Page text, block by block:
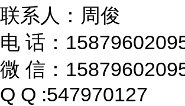
联系人：周俊
电 话：
微 信：
Q Q :547970127